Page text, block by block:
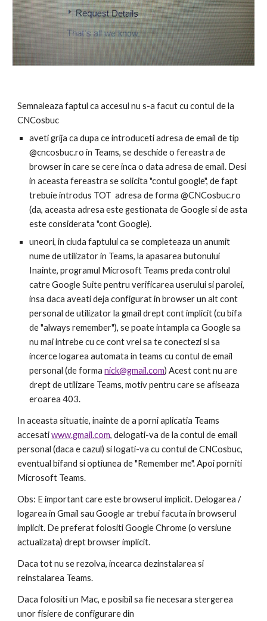
Semnaleaza faptul ca accesul nu s-a facut cu contul de la
CNCosbuc
aveti grija ca dupa ce introduceti adresa de email de tip
@cncosbuc.ro in Teams, se deschide o fereastra de
browser in care se cere inca o data adresa de email. Desi
in aceasta fereastra se solicita "contul google", de fapt
trebuie introdus TOT  adresa de forma @CNCosbuc.ro
(da, aceasta adresa este gestionata de Google si de asta
este considerata "cont Google).
uneori, in ciuda faptului ca se completeaza un anumit
nume de utilizator in Teams, la apasarea butonului
Inainte, programul Microsoft Teams preda controlul
catre Google Suite pentru verificarea userului si parolei,
insa daca aveati deja configurat in browser un alt cont
personal de utilizator la gmail drept cont implicit (cu bifa
de "always remember"), se poate intampla ca Google sa
nu mai intrebe cu ce cont vrei sa te conectezi si sa
incerce logarea automata in teams cu contul de email
personal (de forma nick@gmail.com) Acest cont nu are
drept de utilizare Teams, motiv pentru care se afiseaza
eroarea 403.
In aceasta situatie, inainte de a porni aplicatia Teams
accesati www.gmail.com, delogati-va de la contul de email
personal (daca e cazul) si logati-va cu contul de CNCosbuc,
eventual bifand si optiunea de "Remember me". Apoi porniti
Microsoft Teams.
Obs: E important care este browserul implicit. Delogarea /
logarea in Gmail sau Google ar trebui facuta in browserul
implicit. De preferat folositi Google Chrome (o versiune
actualizata) drept browser implicit.
Daca tot nu se rezolva, incearca dezinstalarea si
reinstalarea Teams.
Daca folositi un Mac, e posibil sa fie necesara stergerea